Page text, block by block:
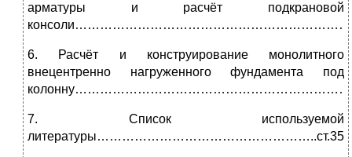
арматуры и расчёт подкрановой
6. Расчёт и конструирование монолитного
внецентренно нагруженного фундамента под
7. Список используемой
литературы……………………………………………..ст.35